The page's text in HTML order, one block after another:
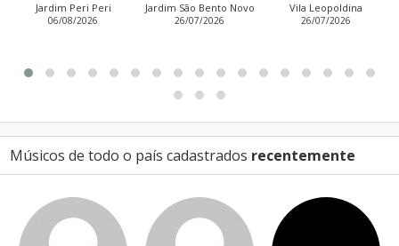
Jardim São Bento Novo
26/07/2026
Vila Leopoldina
26/07/2026
Jardim Aurora (Zona
Leste)
Músicos de todo o país cadastrados recentemente